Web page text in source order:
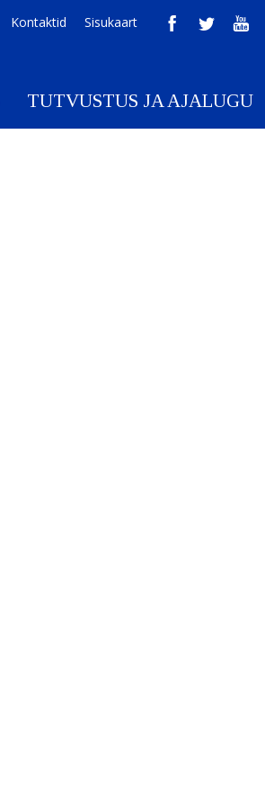
Kontaktid Sisukaart
TUTVUSTUS JA AJALUGU